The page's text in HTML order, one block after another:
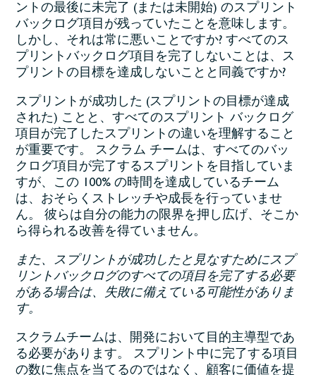
ントの最後に未完了 (または未開始) のスプリント
バックログ項目が残っていたことを意味します。
しかし、それは常に悪いことですか? すべてのス
プリントバックログ項目を完了しないことは、ス
プリントの目標を達成しないことと同義ですか?
スプリントが成功した (スプリントの目標が達成
された) ことと、すべてのスプリント バックログ
項目が完了したスプリントの違いを理解すること
が重要です。 スクラム チームは、すべてのバッ
クログ項目が完了するスプリントを目指していま
すが、この 100% の時間を達成しているチーム
は、おそらくストレッチや成長を行っていませ
ん。 彼らは自分の能力の限界を押し広げ、そこか
ら得られる改善を得ていません。
また、スプリントが成功したと見なすためにスプ
リントバックログのすべての項目を完了する必要
がある場合は、失敗に備えている可能性がありま
す。
スクラムチームは、開発において目的主導型であ
る必要があります。 スプリント中に完了する項目
の数に焦点を当てるのではなく、顧客に価値を提